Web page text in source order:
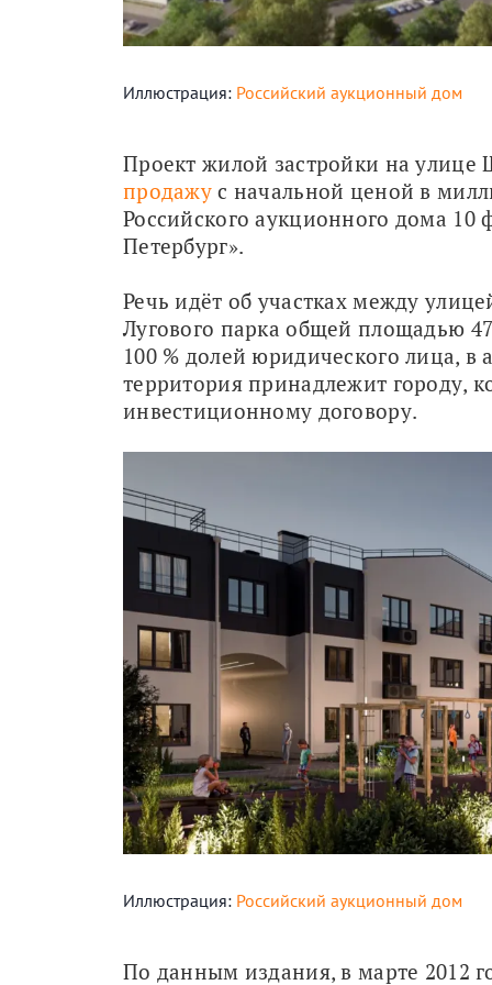
Иллюстрация: Российский аукционный дом
Проект жилой застройки на
продажу с начальной ценой в
Российского аукционного дома
Петербург».
Речь идёт об участках между
Лугового парка общей площадью
100 % долей юридического лица, в
территория принадлежит городу,
инвестиционному договору.
Иллюстрация: Российский аукционный дом
По данным издания, в марте 2012